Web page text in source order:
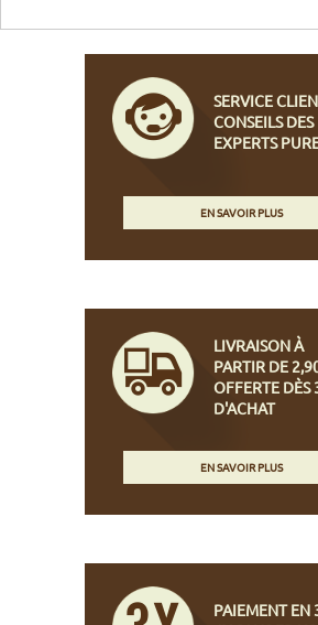
SERVICE
CONSEILS DES
EXPERTS
EN SAVOIR PLUS
LIVRAISON À
PARTIR DE
OFFERTE DÈS
D'ACHAT
EN SAVOIR PLUS
PAIEMENT EN